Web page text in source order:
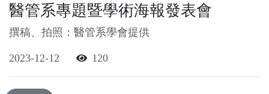
醫管系專題暨學術海報發表會
撰稿、拍照：醫管系學會提供
2023-12-12 120